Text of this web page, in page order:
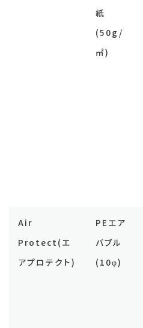
紙
(50g/
㎡)
Air
Protect(エ
アプロテクト)
PEエア
バブル
(10φ)